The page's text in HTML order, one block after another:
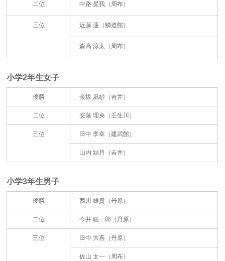
二位 中路 星我（周布）
三位 近藤 蓮（鱗道館）
森高 涼太（周布）
小学2年生女子
優勝 金坂 凪紗（吉井）
二位 安藤 理央（壬生川）
三位 田中 李幸（建武館）
山内 結月（吉井）
小学3年生男子
優勝 西川 雄貴（丹原）
二位 今井 聡一郎（丹原）
三位 田中 大喜（丹原）
佐山 太一（周布）